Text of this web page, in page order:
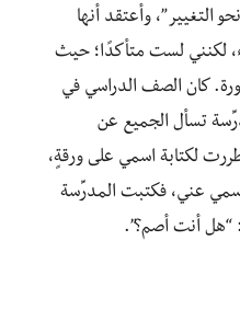
وأعتقد أنها
لكنني لست متأكدًا؛ حيث
كان الصف الدراسي في
تسأل الجميع عن
لكتابة اسمي على ورقةٍ،
عني، فكتبت المدرِّسة
“هل أنت أصم؟”.